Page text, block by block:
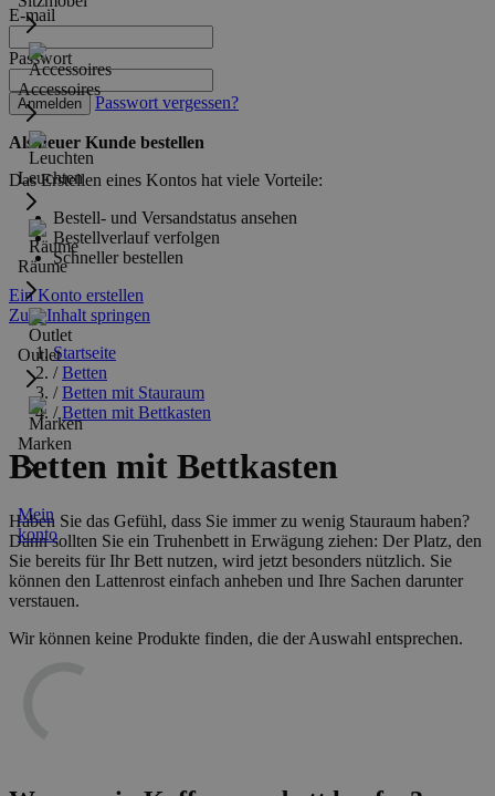
Accessoires
Leuchten
Räume
Outlet
Marken
Mein
konto
E-mail
Passwort
Anmelden Passwort vergessen?
Als neuer Kunde bestellen
Das Erstellen eines Kontos hat viele Vorteile:
Bestell- und Versandstatus ansehen
Bestellverlauf verfolgen
Schneller bestellen
Ein Konto erstellen
Zum Inhalt springen
Startseite
/ Betten
/ Betten mit Stauraum
/ Betten mit Bettkasten
Betten mit Bettkasten
Haben Sie das Gefühl, dass Sie immer zu wenig Stauraum haben?
Dann sollten Sie ein Truhenbett in Erwägung ziehen: Der Platz, den
Sie bereits für Ihr Bett nutzen, wird jetzt besonders nützlich. Sie
können den Lattenrost einfach anheben und Ihre Sachen darunter
verstauen.
Wir können keine Produkte finden, die der Auswahl entsprechen.